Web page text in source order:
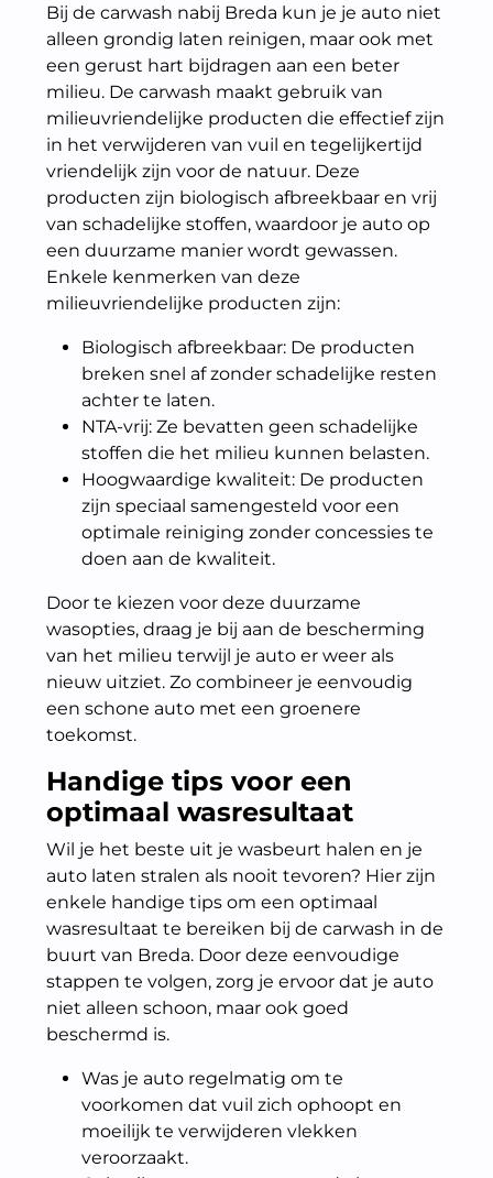
Bij de carwash nabij Breda kun je je auto niet
alleen grondig laten reinigen, maar ook met
een gerust hart bijdragen aan een beter
milieu. De carwash maakt gebruik van
milieuvriendelijke producten die effectief zijn
in het verwijderen van vuil en tegelijkertijd
vriendelijk zijn voor de natuur. Deze
producten zijn biologisch afbreekbaar en vrij
van schadelijke stoffen, waardoor je auto op
een duurzame manier wordt gewassen.
Enkele kenmerken van deze
milieuvriendelijke producten zijn:
Biologisch afbreekbaar: De producten
breken snel af zonder schadelijke resten
achter te laten.
NTA-vrij: Ze bevatten geen schadelijke
stoffen die het milieu kunnen belasten.
Hoogwaardige kwaliteit: De producten
zijn speciaal samengesteld voor een
optimale reiniging zonder concessies te
doen aan de kwaliteit.
Door te kiezen voor deze duurzame
wasopties, draag je bij aan de bescherming
van het milieu terwijl je auto er weer als
nieuw uitziet. Zo combineer je eenvoudig
een schone auto met een groenere
toekomst.
Handige tips voor een
optimaal wasresultaat
Wil je het beste uit je wasbeurt halen en je
auto laten stralen als nooit tevoren? Hier zijn
enkele handige tips om een optimaal
wasresultaat te bereiken bij de carwash in de
buurt van Breda. Door deze eenvoudige
stappen te volgen, zorg je ervoor dat je auto
niet alleen schoon, maar ook goed
beschermd is.
Was je auto regelmatig om te
voorkomen dat vuil zich ophoopt en
moeilijk te verwijderen vlekken
veroorzaakt.